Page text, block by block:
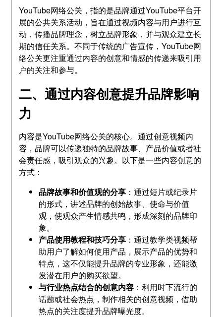
YouTube网络公关，指的是品牌通过YouTube平台开
展的公共关系活动，旨在通过视频内容与用户进行互
动，传播品牌理念，树立品牌形象，并与观众建立长
期的信任关系。不同于传统的广告宣传，YouTube网
络公关更注重通过内容的创意和情感的传递来吸引用
户的关注和参与。
二、通过内容创意提升品牌影响
力
内容是YouTube网络公关的核心。通过创意视频内
容，品牌可以传递独特的品牌故事、产品价值或者社
会责任感，吸引观众的兴趣。以下是一些内容创意的
方式：
品牌故事和价值观的分享 ：通过短片或纪录片
的形式，讲述品牌的创始故事、使命与价值
观，使观众产生情感共鸣，形成深刻的品牌印
象。
产品使用教程和技巧分享 ：通过教学类视频帮
助用户了解如何使用产品，展示产品的优势和
特点，这不仅能提升品牌的专业形象，还能激
发潜在用户的购买欲望。
与行业热点结合的创意内容 ：利用时下流行的
话题或社会热点，制作相关的创意视频，借助
热点的关注度提升品牌曝光度。